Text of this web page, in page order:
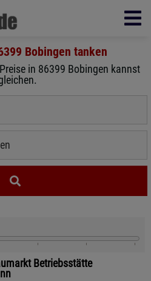
Bobingen tanken
in 86399 Bobingen kannst
Betriebsstätte